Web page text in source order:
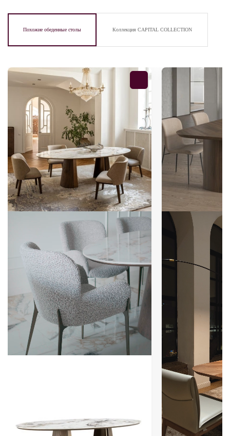
Похожие обеденные столы Коллекция CAPITAL COLLECTION